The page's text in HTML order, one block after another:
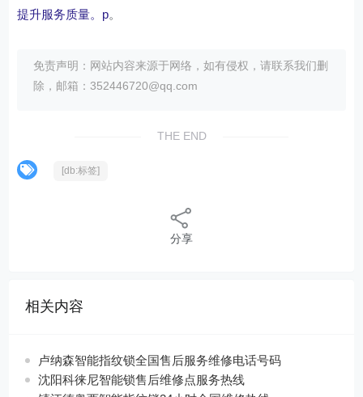
提升服务质量。p。
免责声明：网站内容来源于网络，如有侵权，请联系我们删
除，邮箱：352446720@qq.com
THE END
[db:标签]
分享
相关内容
卢纳森智能指纹锁全国售后服务维修电话号码
沈阳科徕尼智能锁售后维修点服务热线